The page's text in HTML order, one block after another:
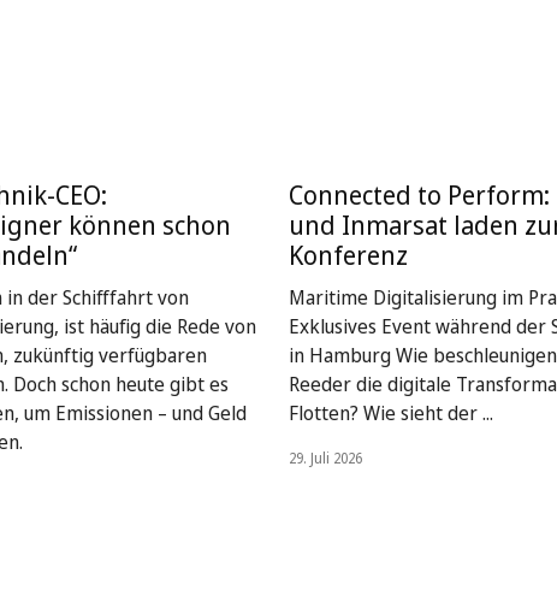
CEO:
können schon
in der Schifffahrt von
ist häufig die Rede von
zukünftig verfügbaren
Doch schon heute gibt es
um Emissionen – und Geld
Connected to Perform:
und Inmarsat laden
Konferenz
Maritime Digitalisierung im
Exklusives Event während der
in Hamburg Wie
Reeder die digitale
Flotten? Wie sieht der ...
29. Juli 2026